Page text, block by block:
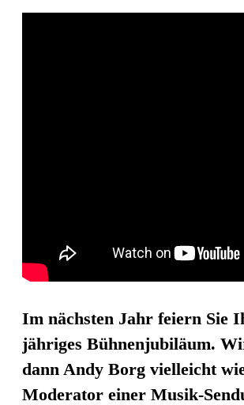
Im nächsten Jahr feiern Sie
jähriges Bühnenjubiläum.
dann Andy Borg vielleicht
Moderator einer Musik-